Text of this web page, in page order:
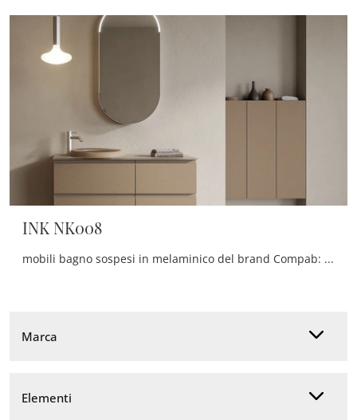
Marca
Elementi
INK NK008
mobili bagno sospesi in melaminico del brand Compab: clicca e scopri l'arredo bagno moderno INK NK008 per il tuo bagno.